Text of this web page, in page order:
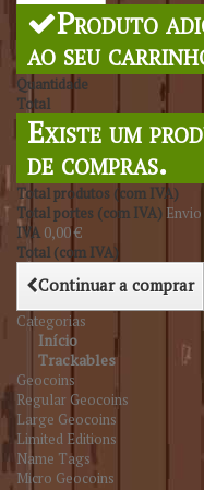
Pesquisar
Produto
ao seu
Quantidade
Total
Existe um
de compras.
Total produtos (com IVA)
Total portes (com IVA)
IVA 0,00 €
Total (com IVA)
Continuar a comprar
Categorias
Início
Trackables
Geocoins
Regular Geocoins
Large Geocoins
Limited Editions
Name Tags
Micro Geocoins